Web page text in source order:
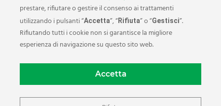
PRIVACY POLICY COOKIE POLICY
Headquarter: I – 38023 Cles (TN) | Via Campo Sportivo, 24 | Tel. +39 0463
prestare, rifiutare o gestire il consenso ai trattamenti
utilizzando i pulsanti “Accetta”, “Rifiuta” o “Gestisci”.
Rifiutando tutti i cookie non si garantisce la migliore
esperienza di navigazione su questo sito web.
Accetta